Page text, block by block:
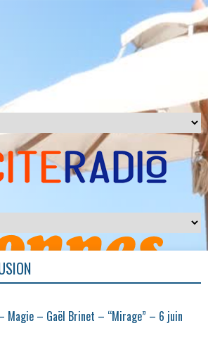
Magie – Gaël Brinet – “Mirage” – 6 juin